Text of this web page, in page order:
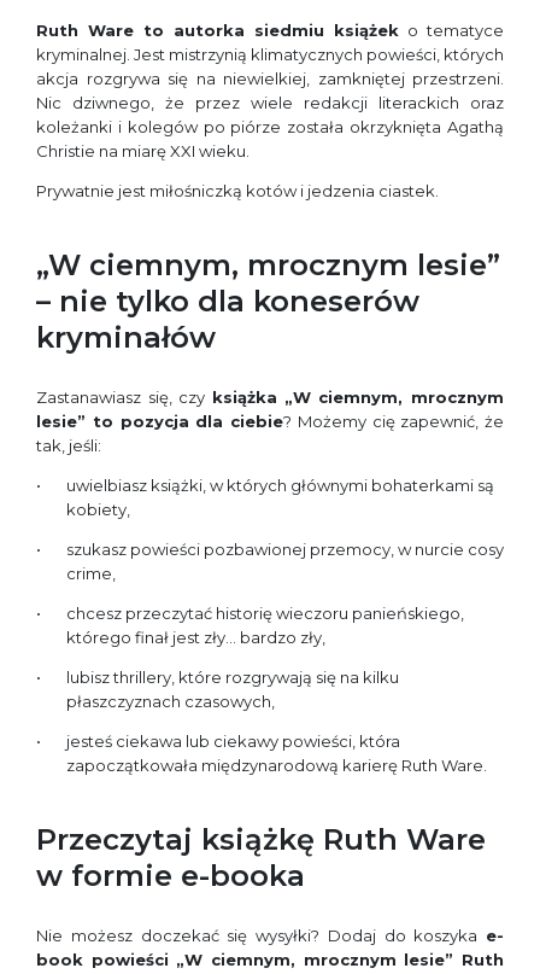
Ruth Ware to autorka siedmiu książek o tematyce
kryminalnej. Jest mistrzynią klimatycznych powieści, których
akcja rozgrywa się na niewielkiej, zamkniętej przestrzeni.
Nic dziwnego, że przez wiele redakcji literackich oraz
koleżanki i kolegów po piórze została okrzyknięta Agathą
Christie na miarę XXI wieku.
Prywatnie jest miłośniczką kotów i jedzenia ciastek.
„W ciemnym, mrocznym lesie”
– nie tylko dla koneserów
kryminałów
Zastanawiasz się, czy książka „W ciemnym, mrocznym
lesie” to pozycja dla ciebie? Możemy cię zapewnić, że
tak, jeśli:
uwielbiasz książki, w których głównymi bohaterkami są
kobiety,
szukasz powieści pozbawionej przemocy, w nurcie cosy
crime,
chcesz przeczytać historię wieczoru panieńskiego,
którego finał jest zły… bardzo zły,
lubisz thrillery, które rozgrywają się na kilku
płaszczyznach czasowych,
jesteś ciekawa lub ciekawy powieści, która
zapoczątkowała międzynarodową karierę Ruth Ware.
Przeczytaj książkę Ruth Ware
w formie e-booka
Nie możesz doczekać się wysyłki? Dodaj do koszyka e-
book powieści „W ciemnym, mrocznym lesie” Ruth